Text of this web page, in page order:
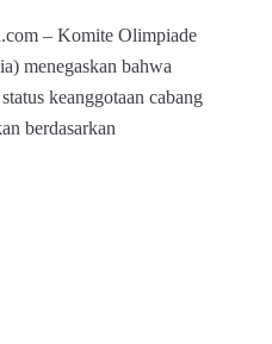
– Komite Olimpiade
menegaskan bahwa
keanggotaan cabang
berdasarkan